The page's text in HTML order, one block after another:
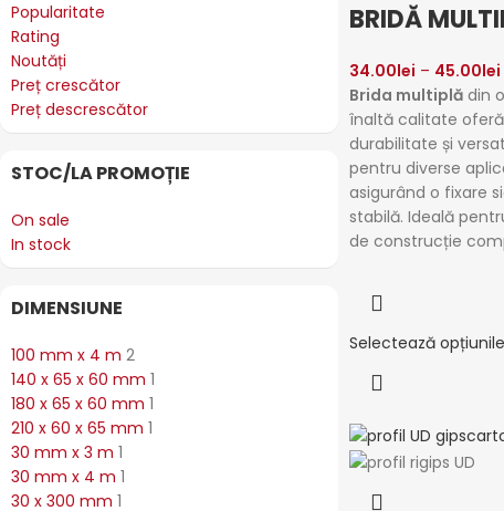
Popularitate
Rating
Noutăți
Preț crescător
Preț descrescător
STOC/LA PROMOȚIE
On sale
In stock
DIMENSIUNE
100 mm x 4 m 2
140 x 65 x 60 mm 1
180 x 65 x 60 mm 1
210 x 60 x 65 mm 1
30 mm x 3 m 1
30 mm x 4 m 1
30 x 300 mm 1
BRIDĂ
34.00lei – 45.00lei
Brida multiplădin
înaltă calitate oferă
durabilitate și
pentru diverse
asigurând o fixare
stabilă. Ideală
de construcție
Selectează opțiunile